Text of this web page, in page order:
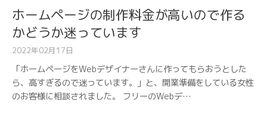
ホームページの制作料金が高いので作る
かどうか迷っています
2022年02月17日
「ホームページをWebデザイナーさんに作ってもらおうとした
ら、高すぎるので迷っています。」と、開業準備をしている女性
のお客様に相談されました。 フリーのWebデ…